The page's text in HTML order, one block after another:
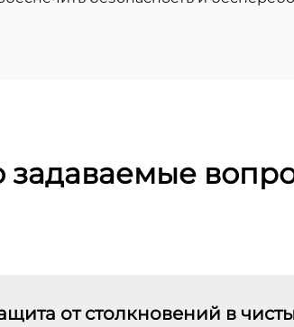
задаваемые
от столкновений в